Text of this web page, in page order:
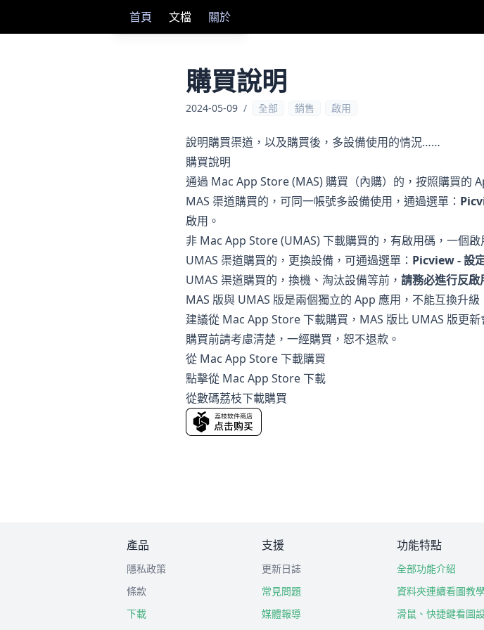
首頁 文檔 關於
購買說明
2024-05-09 / 全部 銷售 啟用
說明購買渠道，以及購買後，多設備使用的情況……
購買說明
通過 Mac App Store (MAS) 購買（內購）的，按照購買的
MAS 渠道購買的，可同一帳號多設備使用，通過選單：
啟用。
非 Mac App Store (UMAS) 下載購買的，有啟用碼，一個
UMAS 渠道購買的，更換設備，可通過選單： Picview - 設
UMAS 渠道購買的，換機、淘汰設備等前， 請務必進行反啟
MAS 版與 UMAS 版是兩個獨立的 App 應用，不能互換升級
建議從 Mac App Store 下載購買，MAS 版比 UMAS 版更新
購買前請考慮清楚，一經購買，恕不退款。
從 Mac App Store 下載購買
點擊從 Mac App Store 下載
從數碼荔枝下載購買
產品
隱私政策
條款
下載
支援
更新日誌
常見問題
媒體報導
功能特點
全部功能介紹
資料夾連續看圖教
滑鼠、快捷鍵看圖